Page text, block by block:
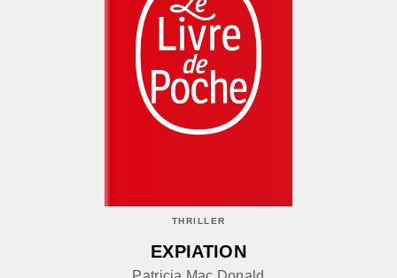
THRILLER
EXPIATION